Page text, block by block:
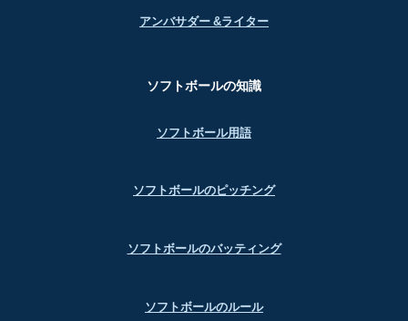
アンバサダー &ライター
ソフトボールの知識
ソフトボール用語
ソフトボールのピッチング
ソフトボールのバッティング
ソフトボールのルール